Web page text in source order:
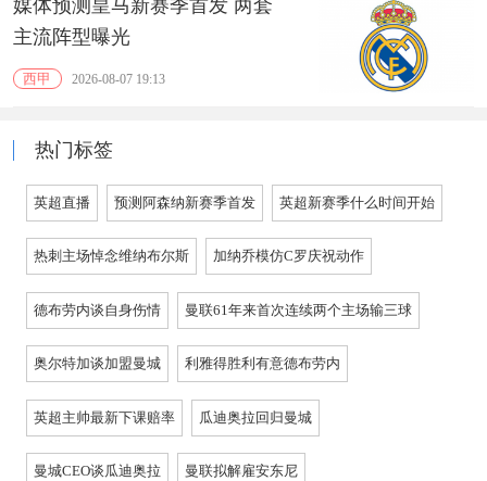
媒体预测皇马新赛季首发 两套
主流阵型曝光
西甲 2026-08-07 19:13
热门标签
英超直播 预测阿森纳新赛季首发 英超新赛季什么时间开始
热刺主场悼念维纳布尔斯 加纳乔模仿C罗庆祝动作
德布劳内谈自身伤情 曼联61年来首次连续两个主场输三球
奥尔特加谈加盟曼城 利雅得胜利有意德布劳内
英超主帅最新下课赔率 瓜迪奥拉回归曼城
曼城CEO谈瓜迪奥拉 曼联拟解雇安东尼